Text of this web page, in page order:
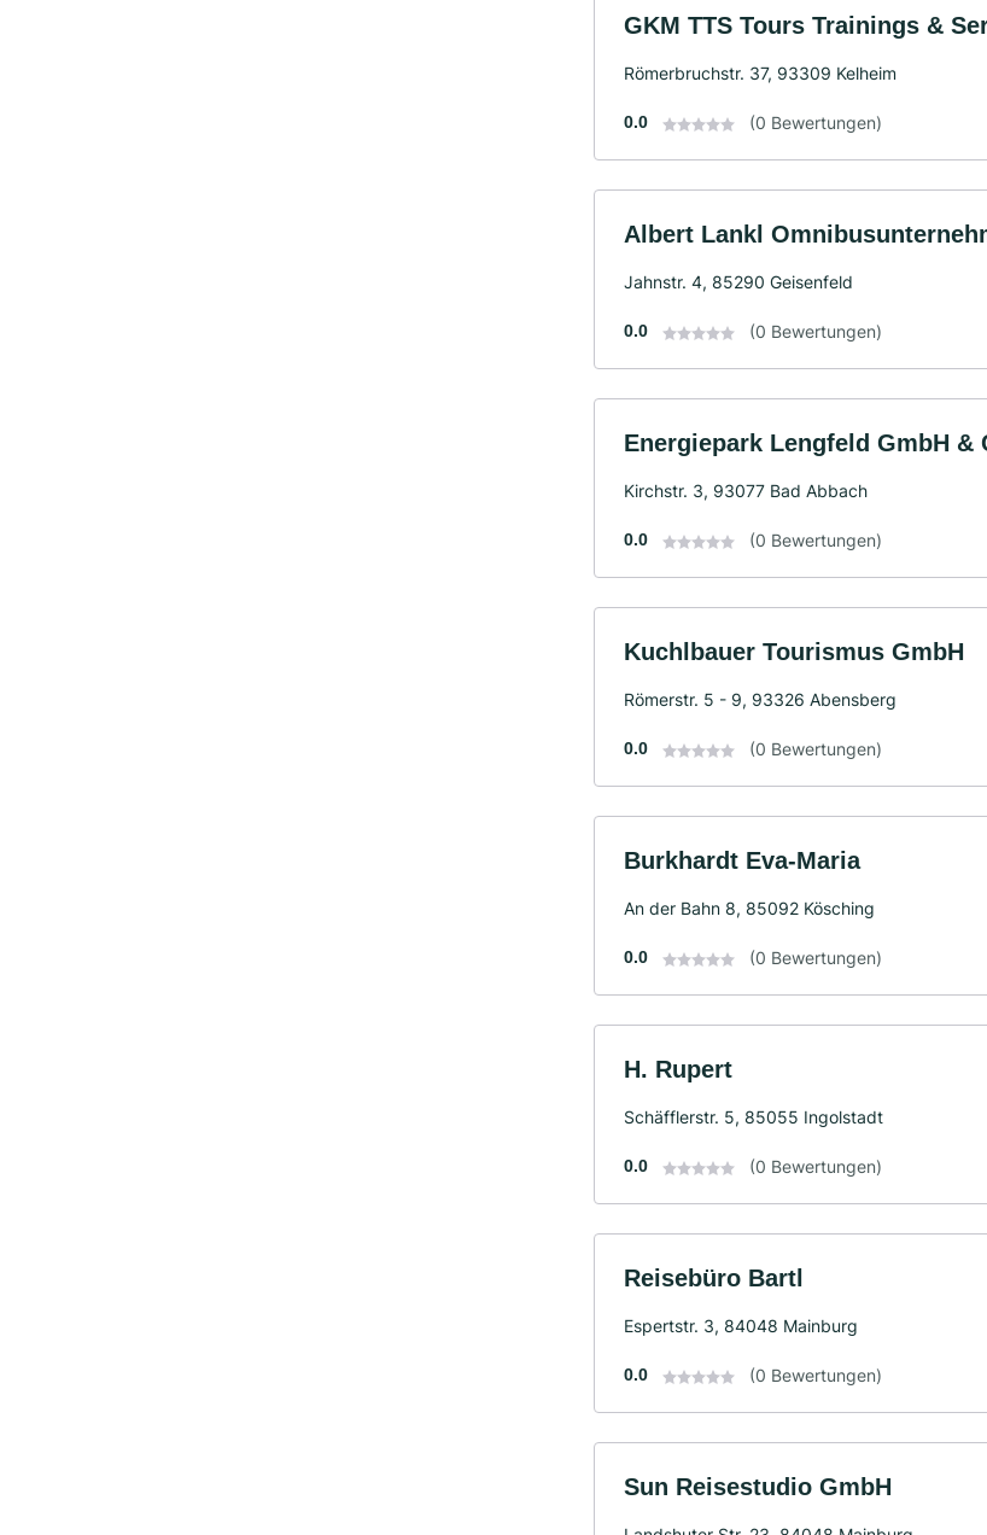
GKM TTS Tours Trainings &
Römerbruchstr. 37, 93309 Kelheim
0.0 (0 Bewertungen)
Albert Lankl
Jahnstr. 4, 85290 Geisenfeld
0.0 (0 Bewertungen)
Energiepark Lengfeld GmbH &
Kirchstr. 3, 93077 Bad Abbach
0.0 (0 Bewertungen)
Kuchlbauer Tourismus GmbH
Römerstr. 5 - 9, 93326 Abensberg
0.0 (0 Bewertungen)
Burkhardt Eva-Maria
An der Bahn 8, 85092 Kösching
0.0 (0 Bewertungen)
H. Rupert
Schäfflerstr. 5, 85055 Ingolstadt
0.0 (0 Bewertungen)
Reisebüro Bartl
Espertstr. 3, 84048 Mainburg
0.0 (0 Bewertungen)
Sun Reisestudio GmbH